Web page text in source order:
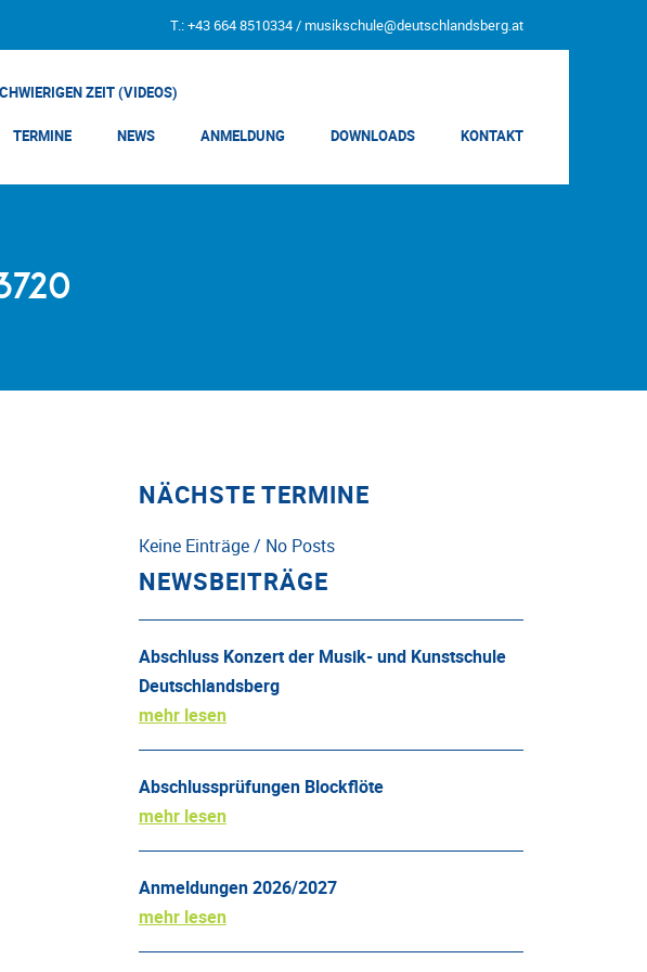
T.: +43 664 8510334 / musikschule@deutschlandsberg.at
ZEIT (VIDEOS)
TERMINE NEWS ANMELDUNG DOWNLOADS KONTAKT
NÄCHSTE TERMINE
Keine Einträge / No Posts
NEWSBEITRÄGE
Abschluss Konzert der Musik- und Kunstschule
Deutschlandsberg
mehr lesen
Abschlussprüfungen Blockflöte
mehr lesen
Anmeldungen 2026/2027
mehr lesen